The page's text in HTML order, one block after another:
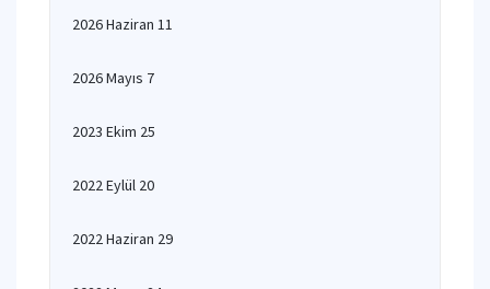
2026 Haziran 11
2026 Mayıs 7
2023 Ekim 25
2022 Eylül 20
2022 Haziran 29